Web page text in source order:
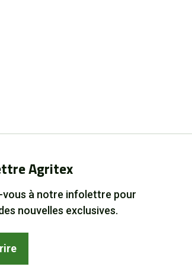
Agritex
vous à notre infolettre pour
nouvelles exclusives.